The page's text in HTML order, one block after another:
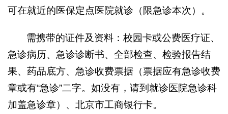
可在就近的医保定点医院就诊（限急诊本次）。
需携带的证件及资料：校园卡或公费医疗证、
急诊病历、急诊诊断书、全部检查、检验报告结
果、药品底方、急诊收费票据（票据应有急诊收费
章或有“急诊”二字。如没有，请到就诊医院急诊科
加盖急诊章）、北京市工商银行卡。